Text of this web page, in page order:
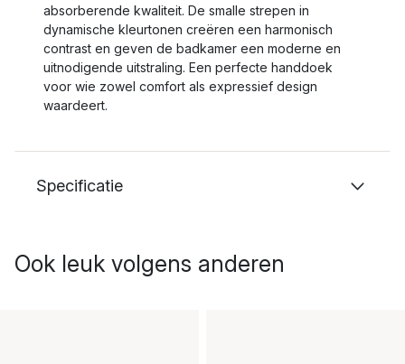
absorberende kwaliteit. De smalle strepen in
dynamische kleurtonen creëren een harmonisch
contrast en geven de badkamer een moderne en
uitnodigende uitstraling. Een perfecte handdoek
voor wie zowel comfort als expressief design
waardeert.
Specificatie
Ook leuk volgens anderen